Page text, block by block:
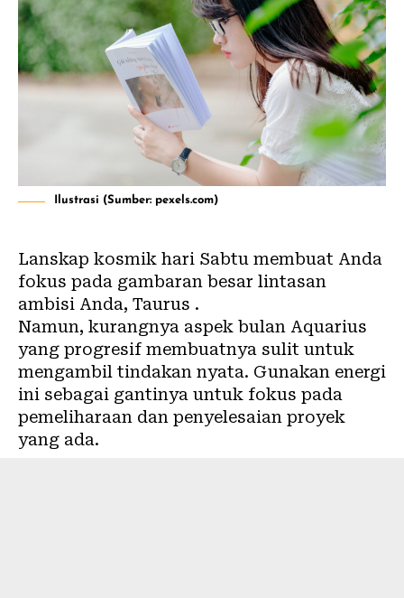
Ilustrasi (Sumber: pexels.com)
Lanskap kosmik hari Sabtu membuat Anda
fokus pada gambaran besar lintasan
ambisi Anda, Taurus .
Namun, kurangnya aspek bulan Aquarius
yang progresif membuatnya sulit untuk
mengambil tindakan nyata. Gunakan energi
ini sebagai gantinya untuk fokus pada
pemeliharaan dan penyelesaian proyek
yang ada.